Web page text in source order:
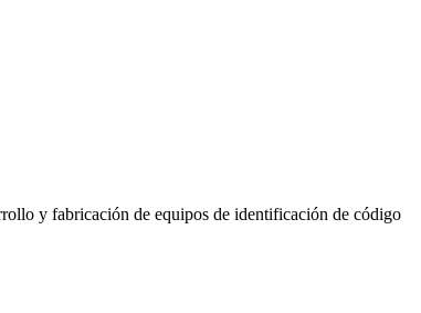
y fabricación de equipos de identificación de código